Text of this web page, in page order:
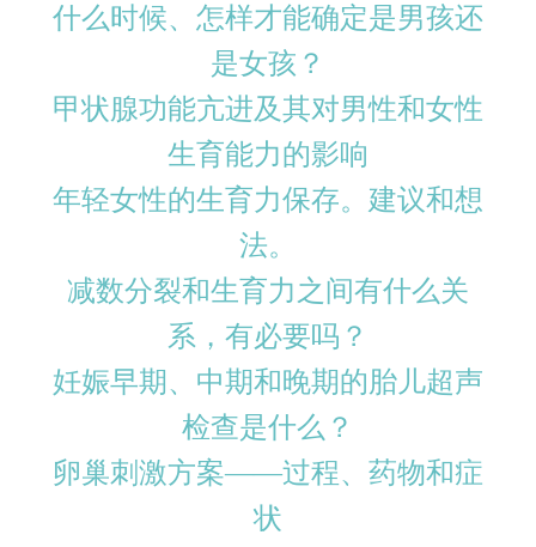
什么时候、怎样才能确定是男孩还
是女孩？
甲状腺功能亢进及其对男性和女性
生育能力的影响
年轻女性的生育力保存。建议和想
法。
减数分裂和生育力之间有什么关
系，有必要吗？
妊娠早期、中期和晚期的胎儿超声
检查是什么？
卵巢刺激方案——过程、药物和症
状